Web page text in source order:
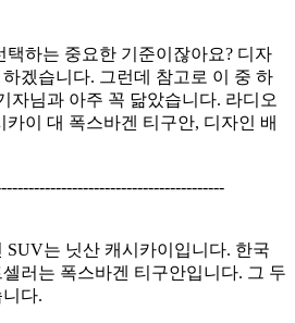
택하는 중요한 기준이잖아요? 디자
겠습니다. 그런데 참고로 이 중 하
자님과 아주 꼭 닮았습니다. 라디오
이 대 폭스바겐 티구안, 디자인 배
SUV는 닛산 캐시카이입니다. 한국
러는 폭스바겐 티구안입니다. 그 두
다.